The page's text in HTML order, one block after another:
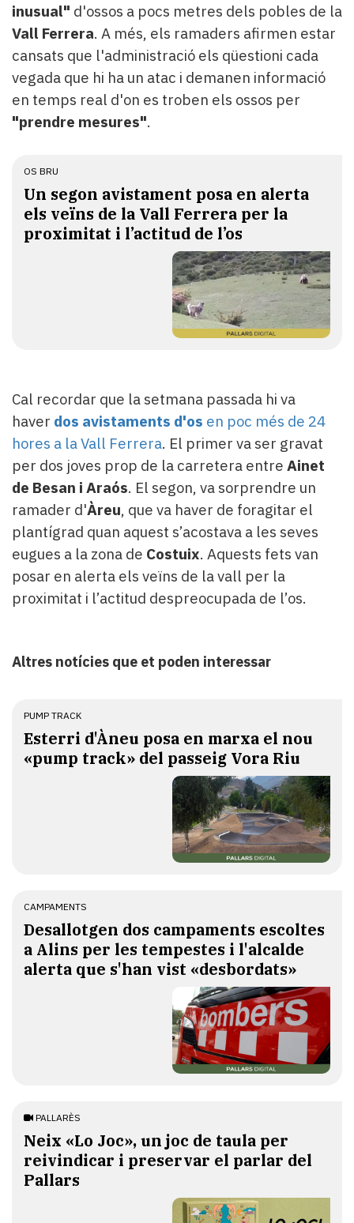
inusual" d'ossos a pocs metres dels pobles de la
Vall Ferrera. A més, els ramaders afirmen estar
cansats que l'administració els qüestioni cada
vegada que hi ha un atac i demanen informació
en temps real d'on es troben els ossos per
"prendre mesures".
OS BRU
Un segon avistament posa en alerta
els veïns de la Vall Ferrera per la
proximitat i l’actitud de l’os
Cal recordar que la setmana passada hi va
haver dos avistaments d'os en poc més de 24
hores a la Vall Ferrera. El primer va ser gravat
per dos joves prop de la carretera entre Ainet
de Besan i Araós. El segon, va sorprendre un
ramader d'Àreu, que va haver de foragitar el
plantígrad quan aquest s’acostava a les seves
eugues a la zona de Costuix. Aquests fets van
posar en alerta els veïns de la vall per la
proximitat i l’actitud despreocupada de l’os.
Altres notícies que et poden interessar
PUMP TRACK
Esterri d'Àneu posa en marxa el nou
«pump track» del passeig Vora Riu
CAMPAMENTS
​Desallotgen dos campaments escoltes
a Alins per les tempestes i l'alcalde
alerta que s'han vist «desbordats»
PALLARÈS
​Neix «Lo Joc», un joc de taula per
reivindicar i preservar el parlar del
Pallars